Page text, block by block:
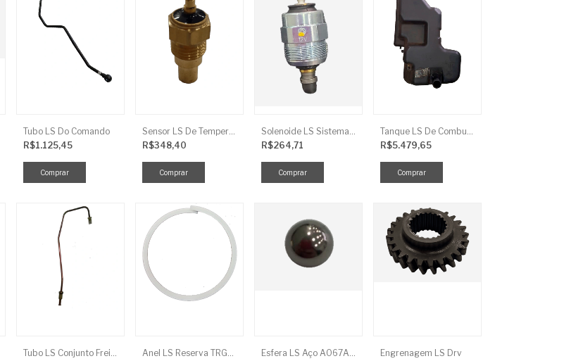
Tubo LS Do Comando
R$1.125,45
Sensor LS De Temperatura TRG750
R$348,40
Solenoide LS Sistema De Combustivel Q1250156
R$264,71
Tanque LS De Combustivel TRG040
R$5.479,65
Tubo LS Conjunto Freio LD F G670
Anel LS Reserva TRG826
Esfera LS Aço A067A006
Engrenagem LS Drv